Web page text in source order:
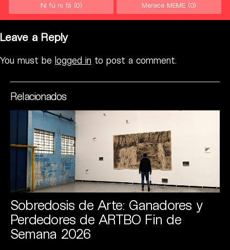
Ni fú ni fá (0) Merece MEME (0)
Leave a Reply
You must be logged in to post a comment.
Relacionados
Sobredosis de Arte: Ganadores y
Perdedores de ARTBO Fin de
Semana 2026